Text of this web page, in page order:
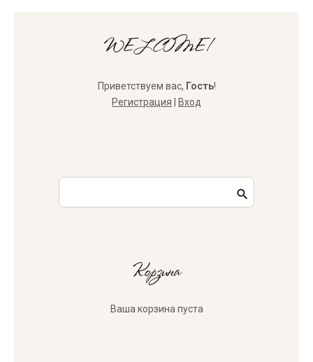
WELCOME!
Приветствуем вас, Гость!
Регистрация
Вход
Корзина
Ваша корзина пуста